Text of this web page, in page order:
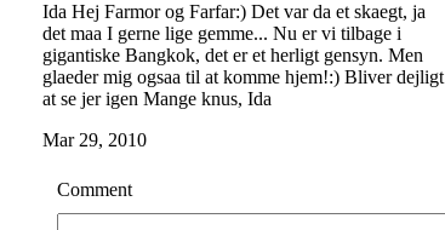
Ida Hej Farmor og Farfar:) Det var da et skaegt, ja
det maa I gerne lige gemme... Nu er vi tilbage i
gigantiske Bangkok, det er et herligt gensyn. Men
glaeder mig ogsaa til at komme hjem!:) Bliver dejligt
at se jer igen Mange knus, Ida
Mar 29, 2010
Comment